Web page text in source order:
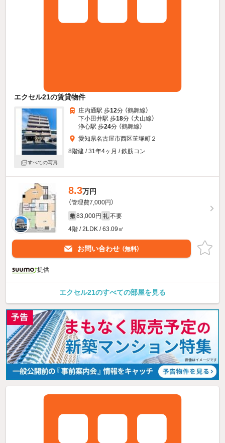
エクセル21の賃貸物件
すべての写真
庄内通駅 歩12分 （鶴舞線）
下小田井駅 歩18分 （犬山線）
浄心駅 歩24分 （鶴舞線）
愛知県名古屋市西区笹塚町２
8階建 / 31年4ヶ月 / 鉄筋コン
8.3万円
（管理費7,000円）
敷 83,000円 礼 不要
4階 / 2LDK / 63.09㎡
お問い合わせ （無料）
提供
エクセル21のすべての部屋を見る